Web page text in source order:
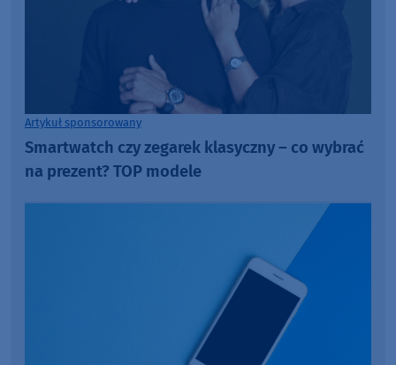
Artykuł sponsorowany
Smartwatch czy zegarek klasyczny – co wybrać
na prezent? TOP modele